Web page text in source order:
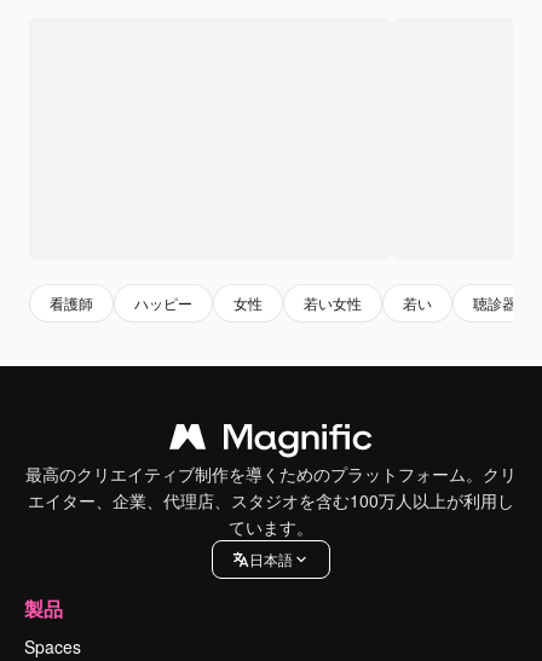
看護師 ハッピー 女性 若い女性 若い 聴診器
最高のクリエイティブ制作を導くためのプラットフォーム。クリ
エイター、企業、代理店、スタジオを含む100万人以上が利用し
ています。
日本語
製品
Spaces